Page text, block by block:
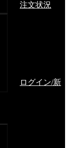
注文状況
ログイン/新